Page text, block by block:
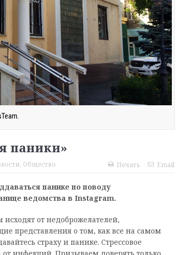
паники»
, Общество Печать Email
панике по поводу
ведомства в Instagram.
исходят от недоброжелателей,
представления о том, как все на самом
страху и панике. Стрессовое
инфекций. Призываем доверять только